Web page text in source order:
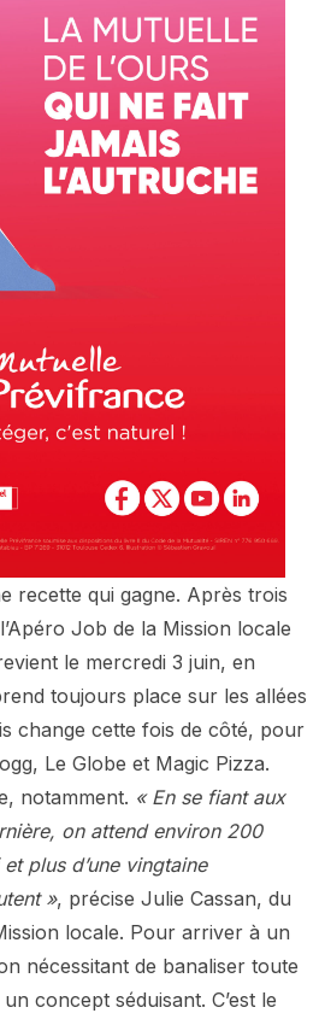
recette qui gagne. Après trois
Job de la Mission locale
le mercredi 3 juin, en
toujours place sur les allées
change cette fois de côté, pour
Le Globe et Magic Pizza.
notamment. « En se fiant aux
on attend environ 200
plus d’une vingtaine
», précise Julie Cassan, du
locale. Pour arriver à un
nécessitant de banaliser toute
concept séduisant. C’est le